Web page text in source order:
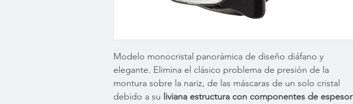
Modelo monocristal panorámica de diseño diáfano y
elegante. Elimina el clásico problema de presión de la
montura sobre la nariz, de las máscaras de un solo cristal
debido a su liviana estructura con componentes de espesor